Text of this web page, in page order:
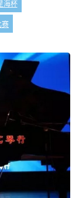
海杯
赛